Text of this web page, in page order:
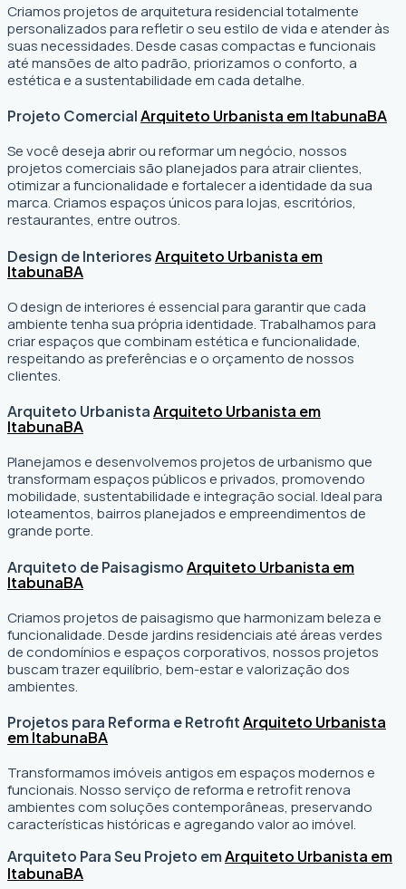
Criamos projetos de arquitetura residencial totalmente
personalizados para refletir o seu estilo de vida e atender às
suas necessidades. Desde casas compactas e funcionais
até mansões de alto padrão, priorizamos o conforto, a
estética e a sustentabilidade em cada detalhe.
Projeto ComercialArquiteto Urbanista em ItabunaBA
Se você deseja abrir ou reformar um negócio, nossos
projetos comerciais são planejados para atrair clientes,
otimizar a funcionalidade e fortalecer a identidade da sua
marca. Criamos espaços únicos para lojas, escritórios,
restaurantes, entre outros.
Design de InterioresArquiteto Urbanista em
ItabunaBA
O design de interiores é essencial para garantir que cada
ambiente tenha sua própria identidade. Trabalhamos para
criar espaços que combinam estética e funcionalidade,
respeitando as preferências e o orçamento de nossos
clientes.
Arquiteto UrbanistaArquiteto Urbanista em
ItabunaBA
Planejamos e desenvolvemos projetos de urbanismo que
transformam espaços públicos e privados, promovendo
mobilidade, sustentabilidade e integração social. Ideal para
loteamentos, bairros planejados e empreendimentos de
grande porte.
Arquiteto de PaisagismoArquiteto Urbanista em
ItabunaBA
Criamos projetos de paisagismo que harmonizam beleza e
funcionalidade. Desde jardins residenciais até áreas verdes
de condomínios e espaços corporativos, nossos projetos
buscam trazer equilíbrio, bem-estar e valorização dos
ambientes.
Projetos para Reforma e RetrofitArquiteto Urbanista
em ItabunaBA
Transformamos imóveis antigos em espaços modernos e
funcionais. Nosso serviço de reforma e retrofit renova
ambientes com soluções contemporâneas, preservando
características históricas e agregando valor ao imóvel.
Arquiteto Para Seu Projeto emArquiteto Urbanista em
ItabunaBA